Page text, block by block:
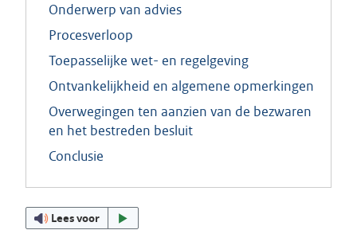
Onderwerp van advies
Procesverloop
Toepasselijke wet- en regelgeving
Ontvankelijkheid en algemene opmerkingen
Overwegingen ten aanzien van de bezwaren
en het bestreden besluit
Conclusie
Lees voor